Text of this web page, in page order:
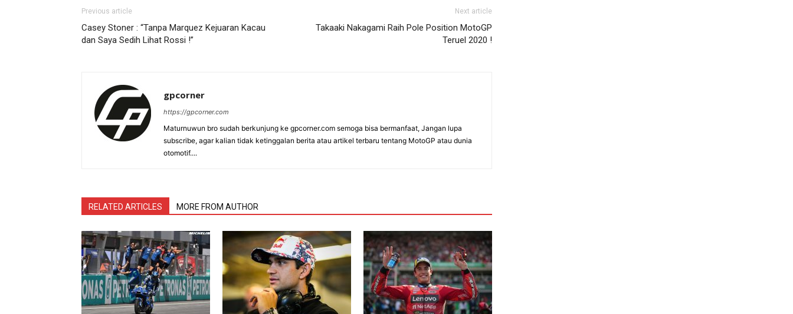
Previous article
Casey Stoner : “Tanpa Marquez Kejuaran Kacau
dan Saya Sedih Lihat Rossi !”
Next article
Takaaki Nakagami Raih Pole Position MotoGP
Teruel 2020 !
gpcorner
https://gpcorner.com
Maturnuwun bro sudah berkunjung ke gpcorner.com semoga bisa bermanfaat, Jangan lupa
subscribe, agar kalian tidak ketinggalan berita atau artikel terbaru tentang MotoGP atau dunia
otomotif....
RELATED ARTICLES MORE FROM AUTHOR